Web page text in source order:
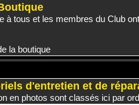
à tous et les membres du Club
la boutique
d'entretien et de
en photos sont classés ici par